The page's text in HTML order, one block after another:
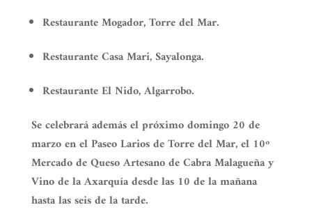
Restaurante Mogador, Torre del Mar.
Restaurante Casa Mari, Sayalonga.
Restaurante El Nido, Algarrobo.
Se celebrará además el próximo domingo 20 de
marzo en el Paseo Larios de Torre del Mar, el 10º
Mercadode Queso Artesano de Cabra Malagueña y
Vino de la Axarquíadesde las 10 de la mañana
hasta las seis de la tarde.